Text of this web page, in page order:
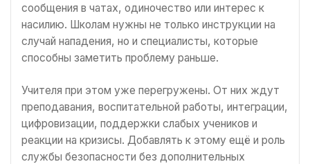
сообщения в чатах, одиночество или интерес к
насилию. Школам нужны не только инструкции на
случай нападения, но и специалисты, которые
способны заметить проблему раньше.
Учителя при этом уже перегружены. От них ждут
преподавания, воспитательной работы, интеграции,
цифровизации, поддержки слабых учеников и
реакции на кризисы. Добавлять к этому ещё и роль
службы безопасности без дополнительных